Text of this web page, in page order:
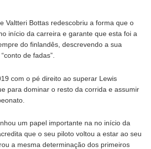
Valtteri Bottas redescobriu a forma que o
início da carreira e garante que esta foi a
do finlandês, descrevendo a sua
de fadas”.
com o pé direito ao superar Lewis
para dominar o resto da corrida e assumir
um papel importante na no início da
que o seu piloto voltou a estar ao seu
a mesma determinação dos primeiros